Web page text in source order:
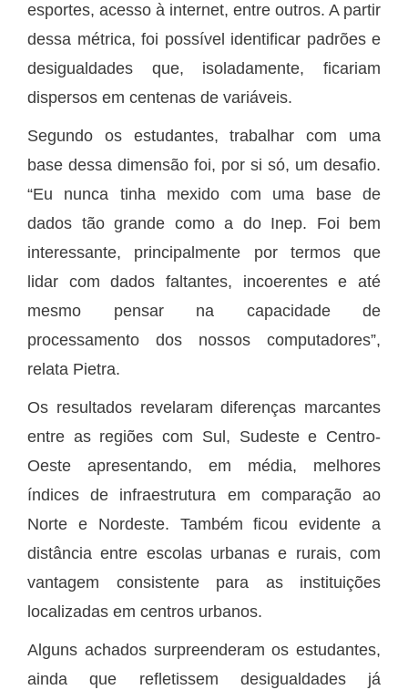
esportes, acesso à internet, entre outros. A partir
dessa métrica, foi possível identificar padrões e
desigualdades que, isoladamente, ficariam
dispersos em centenas de variáveis.
Segundo os estudantes, trabalhar com uma
base dessa dimensão foi, por si só, um desafio.
“Eu nunca tinha mexido com uma base de
dados tão grande como a do Inep. Foi bem
interessante, principalmente por termos que
lidar com dados faltantes, incoerentes e até
mesmo pensar na capacidade de
processamento dos nossos computadores”,
relata Pietra.
Os resultados revelaram diferenças marcantes
entre as regiões com Sul, Sudeste e Centro-
Oeste apresentando, em média, melhores
índices de infraestrutura em comparação ao
Norte e Nordeste. Também ficou evidente a
distância entre escolas urbanas e rurais, com
vantagem consistente para as instituições
localizadas em centros urbanos.
Alguns achados surpreenderam os estudantes,
ainda que refletissem desigualdades já